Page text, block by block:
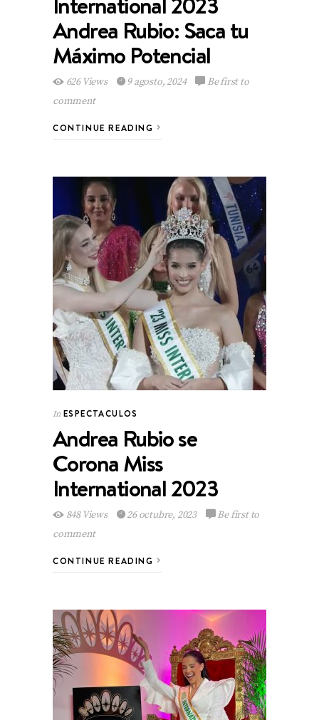
Andrea Rubio: Saca tu
Máximo Potencial
626 Views 9 agosto, 2024
Be first to
comment
CONTINUE READING
In ESPECTACULOS
Andrea Rubio se
Corona Miss
International 2023
848 Views 26 octubre, 2023
Be first to
comment
CONTINUE READING